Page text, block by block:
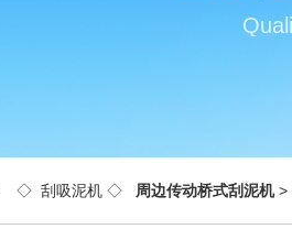
◇ 刮吸泥机 ◇ 周边传动桥式刮泥机>